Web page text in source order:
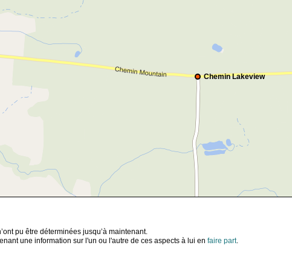
Chemin Lakeview
pu être déterminées jusqu’à maintenant.
une information sur l'un ou l'autre de ces aspects à lui en faire part.